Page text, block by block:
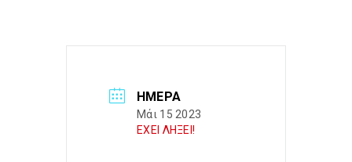
ΗΜΈΡΑ
Μάι 15 2023
ΕΧΕΙ ΛΗΞΕΙ!